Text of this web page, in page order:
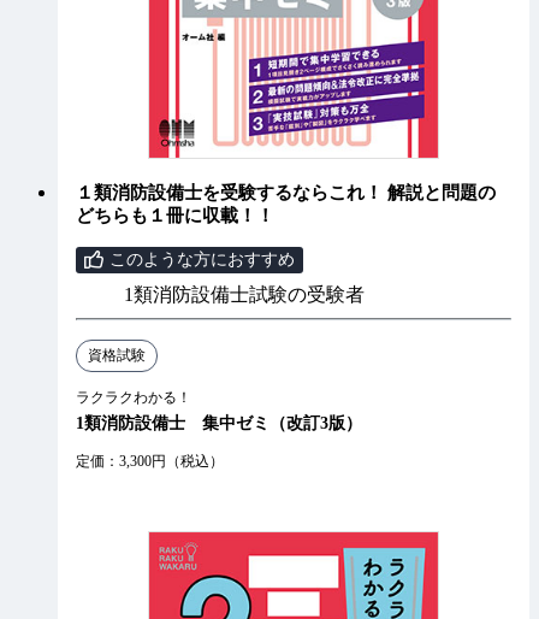
１類消防設備士を受験するならこれ！ 解説と問題の
どちらも１冊に収載！！
このような方におすすめ
1類消防設備士試験の受験者
資格試験
ラクラクわかる！
1類消防設備士 集中ゼミ（改訂3版）
定価：3,300円（税込）